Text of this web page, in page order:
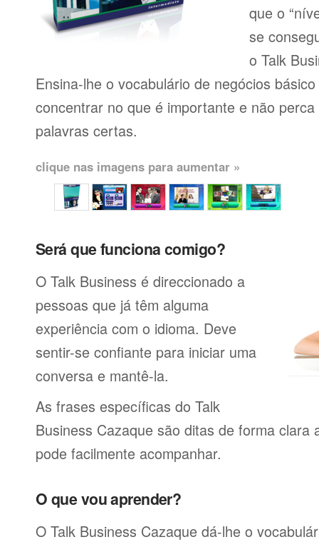
que o
se
o Talk
Ensina-lhe o vocabulário de negócios
concentrar no que é importante e não
palavras certas.
clique nas imagens para aumentar »
Será que funciona comigo?
O Talk Business é direccionado a
pessoas que já têm alguma
experiência com o idioma. Deve
sentir-se confiante para iniciar uma
conversa e mantê-la.
As frases específicas do Talk
Business Cazaque são ditas de forma clara
pode facilmente acompanhar.
O que vou aprender?
O Talk Business Cazaque dá-lhe o